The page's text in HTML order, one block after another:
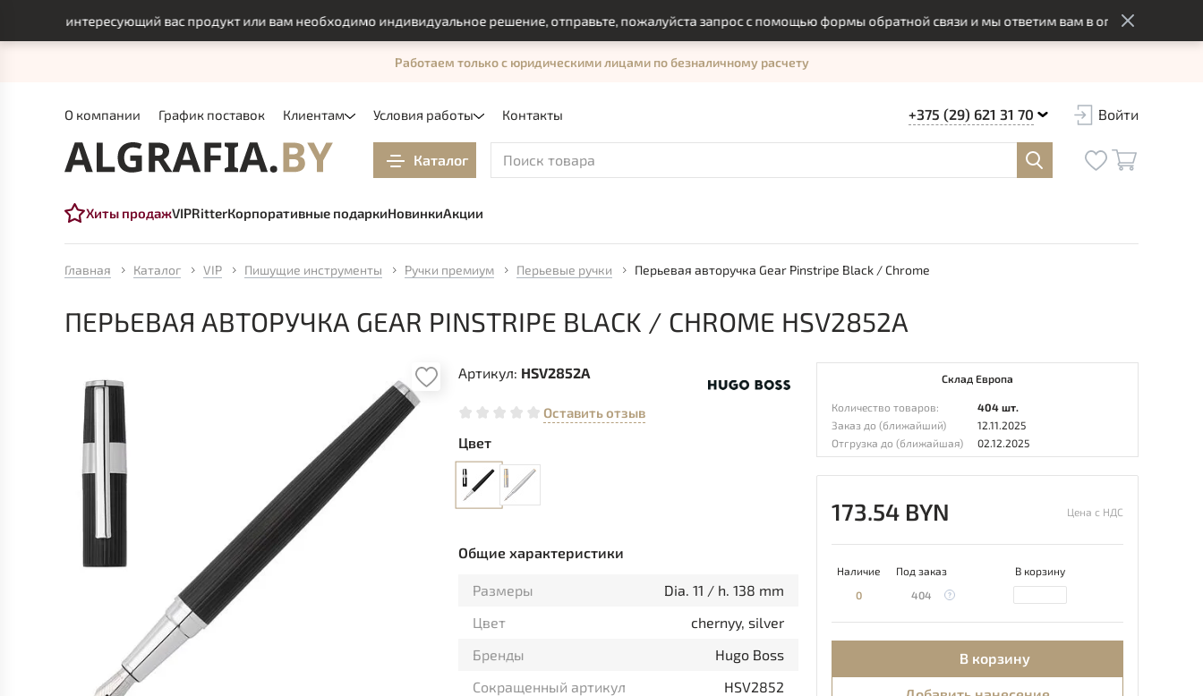
интересующий вас продукт или вам необходимо индивидуальное решение, отправьте, пожалуйста запрос с помощью формы обратной связи и мы ответим вам в оптимальный срок
О компании График поставок Клиентам Условия работы Контакты
Работаем только с юридическими лицами по безналичному расчету
+375 (29) 621 31 70 Войти
Каталог
Хиты продажVIPRitterКорпоративные подаркиНовинкиАкции
Главная Каталог VIP Пишущие инструменты Ручки премиум Перьевые ручки Перьевая авторучка Gear Pinstripe Black / Chrome
ПЕРЬЕВАЯ АВТОРУЧКА GEAR PINSTRIPE BLACK / CHROME HSV2852A
Артикул: HSV2852A
Оставить отзыв
Цвет
Общие характеристики
Размеры
Dia. 11 / h. 138 mm
Цвет
chernyy, silver
Бренды
Hugo Boss
Сокращенный артикул
HSV2852
Склад Европа
Количество товаров:
404 шт.
Заказ до (ближайший)
12.11.2025
Отгрузка до (ближайшая)
02.12.2025
173.54 BYN Цена с НДС
Наличие Под заказ
В корзину
0
404
В корзину